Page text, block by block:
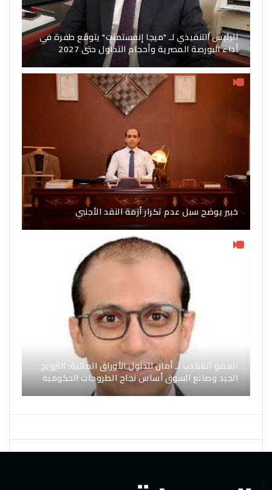
الرئيس التنفيذي لـ "ميجا إنفستمنت" يتوقع طفرة في
أداء البورصة المصرية وأحجام التداول حتى 2027
خبير يوضح سبل عدم تكرار أزمة النقد الأجنبي
العضو المنتدب لـ أمان لتداول الأوراق المالية: الترويج
الجيد وصانع السوق أساس نجاح الطروحات الحكومية